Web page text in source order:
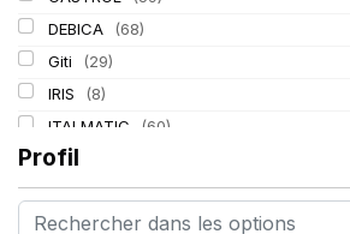
DEBICA
(68)
Giti
(29)
IRIS
(8)
ITALMATIC
(60)
KLEBER
LASSA (174)
LING LONG
(152)
Profil